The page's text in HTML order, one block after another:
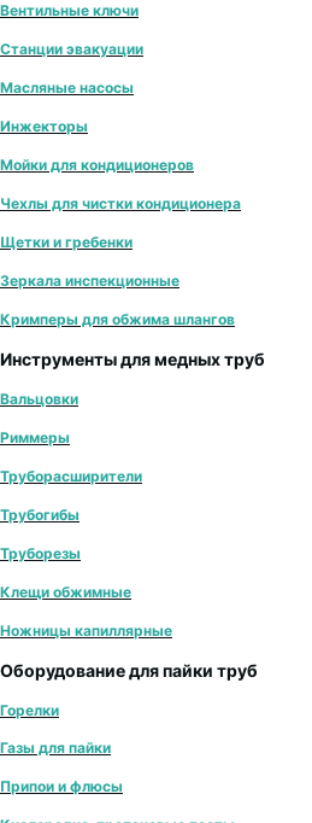
Вентильные ключи
Станции эвакуации
Масляные насосы
Инжекторы
Мойки для кондиционеров
Чехлы для чистки кондиционера
Щетки и гребенки
Зеркала инспекционные
Кримперы для обжима шлангов
Инструменты для медных труб
Вальцовки
Риммеры
Труборасширители
Трубогибы
Труборезы
Клещи обжимные
Ножницы капиллярные
Оборудование для пайки труб
Горелки
Газы для пайки
Припои и флюсы